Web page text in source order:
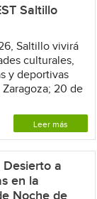
Saltillo
Saltillo vivirá
culturales,
y deportivas
20 de
Leer más
Desierto a
en la
Noche de